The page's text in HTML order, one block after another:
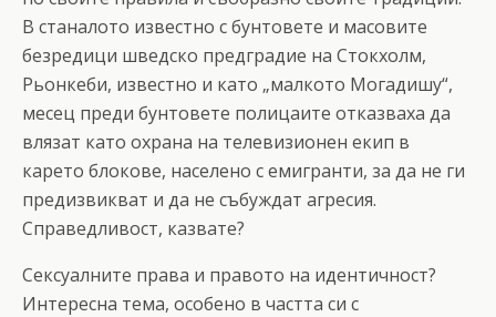
В станалото известно с бунтовете и масовите
безредици шведско предградие на Стокхолм,
Рьонкеби, известно и като „малкото Могадишу“,
месец преди бунтовете полицаите отказваха да
влязат като охрана на телевизионен екип в
карето блокове, населено с емигранти, за да не ги
предизвикват и да не събуждат агресия.
Справедливост, казвате?
Сексуалните права и правото на идентичност?
Интересна тема, особено в частта си с